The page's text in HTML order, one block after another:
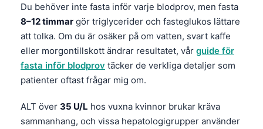
Du behöver inte fasta inför varje blodprov, men fasta
8–12 timmar gör triglycerider och fasteglukos lättare
att tolka. Om du är osäker på om vatten, svart kaffe
eller morgontillskott ändrar resultatet, vår guide för
fasta inför blodprov täcker de verkliga detaljer som
patienter oftast frågar mig om.
ALT över 35 U/L hos vuxna kvinnor brukar kräva
sammanhang, och vissa hepatologigrupper använder